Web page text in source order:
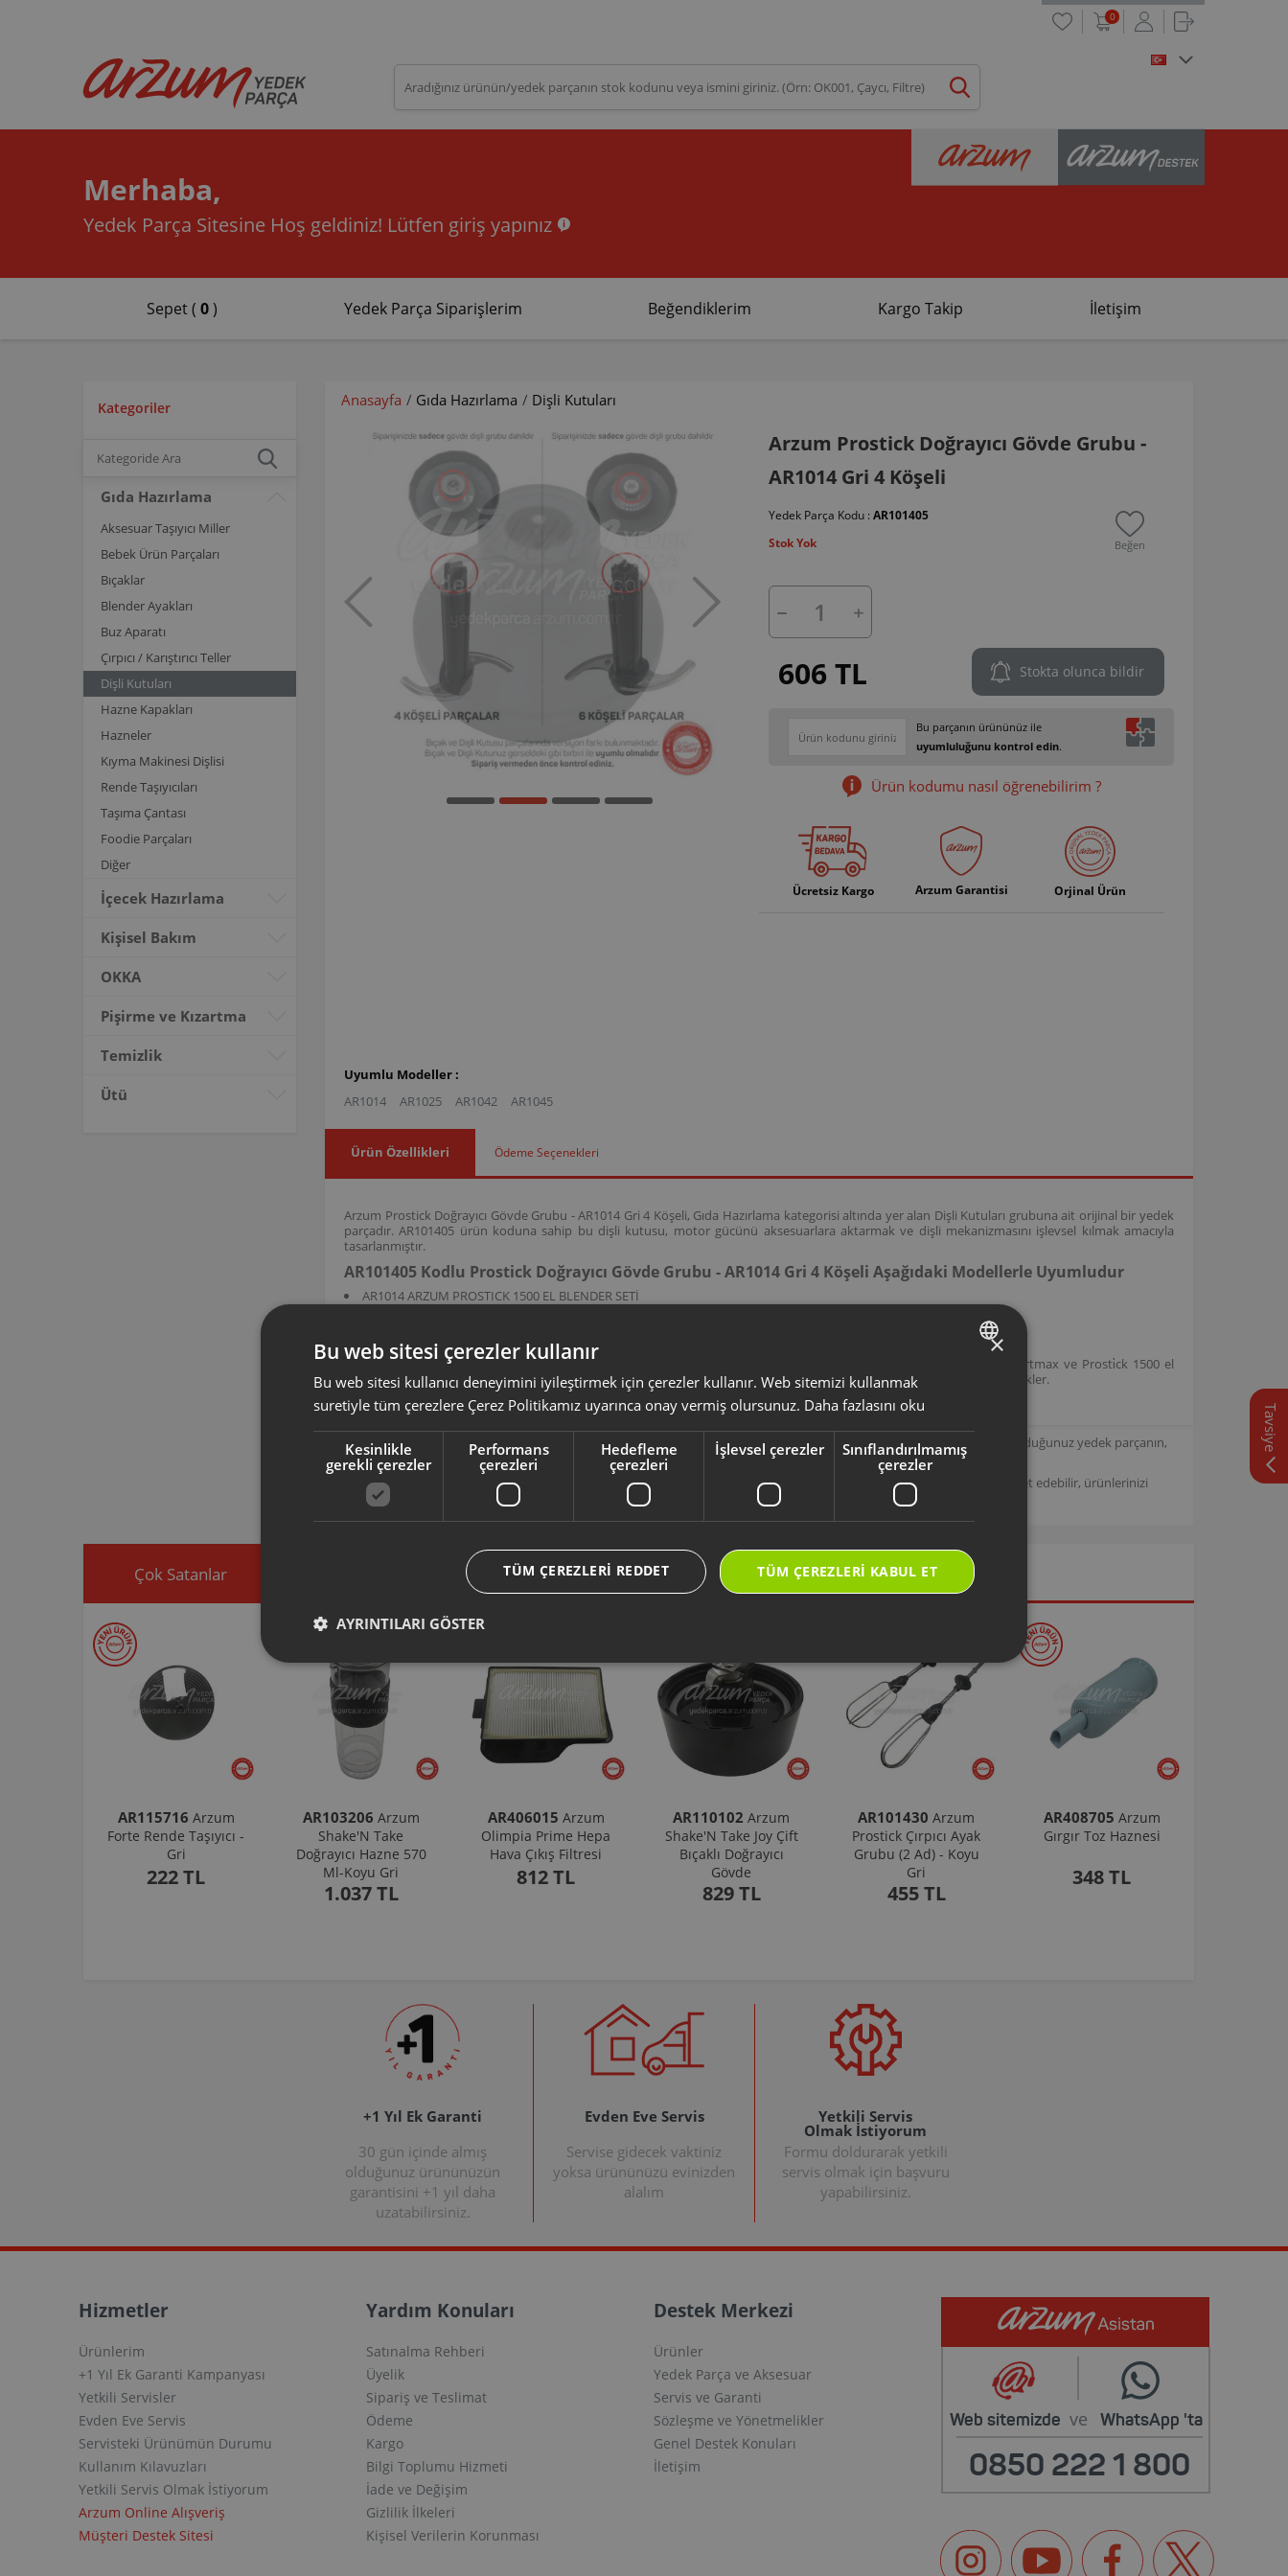
0
Merhaba,
Yedek Parça Sitesine Hoş geldiniz! Lütfen giriş yapınız
Sepet ( 0) Yedek Parça Siparişlerim Beğendiklerim Kargo Takip İletişim
Kategoriler
Gıda Hazırlama
Aksesuar Taşıyıcı Miller
Bebek Ürün Parçaları
Bıçaklar
Blender Ayakları
Buz Aparatı
Çırpıcı / Karıştırıcı Teller
Dişli Kutuları
Hazne Kapakları
Hazneler
Kıyma Makinesi Dişlisi
Rende Taşıyıcıları
Taşıma Çantası
Foodie Parçaları
Diğer
İçecek Hazırlama
Kişisel Bakım
OKKA
Pişirme ve Kızartma
Temizlik
Ütü
Anasayfa / Gıda Hazırlama / Dişli Kutuları
Arzum Prostick Doğrayıcı Gövde Grubu -
AR1014 Gri 4 Köşeli
Yedek Parça Kodu : AR101405
Stok Yok
Beğen
606 TL Stokta olunca bildir
Bu parçanın ürününüz ile
uyumluluğunu kontrol edin.
Ürün kodumu nasıl öğrenebilirim ?
Ücretsiz Kargo Arzum Garantisi Orjinal Ürün
Uyumlu Modeller :
AR1014
AR1025 AR1042 AR1045
Ürün Özellikleri Ödeme Seçenekleri
Arzum Prostick Doğrayıcı Gövde Grubu - AR1014 Gri 4 Köşeli, Gıda Hazırlama kategorisi altında yer alan Dişli Kutuları grubuna ait orijinal bir yedek
parçadır. AR101405 ürün koduna sahip bu dişli kutusu, motor gücünü aksesuarlara aktarmak ve dişli mekanizmasını işlevsel kılmak amacıyla
tasarlanmıştır.
AR101405 Kodlu Prostick Doğrayıcı Gövde Grubu - AR1014 Gri 4 Köşeli Aşağıdaki Modellerle Uyumludur
AR1014 ARZUM PROSTICK 1500 EL BLENDER SETİ
AR1025 ARZUM SMARTMAX EL BLENDER SETİ
AR101405 ürün kodlu bu dişli kutusu; AR1014, AR1025, AR1042 ve AR1045 model kodlarına sahip Prostick 1500, Smartmax ve Prosti̇ck 1500 el
blender setleri ile uyumlu olup, motor gücünü aksesuarlara aktarmak ve dişli mekanizmasını işlevsel kılmak işlevini destekler.
Arzum orijinal aksesuar ve sarf malzemeleri, ürününüzü uzun ömürlü ve güvenle kullanmanız için tasarlanmıştır. Seçmiş olduğunuz yedek parçanın,
ürününüz için uyumlu olup olmadığını,
ürün kodunuz aracılığı ile kontrol ediniz.
Ürününüz ile ilgili kullanım kılavuzu ve kullanım detayları için
https://destek.arzum.com.tr/
Arzum Destek Sitemizi ziyaret edebilir, ürünlerinizi
ekleyip, yedek parça ve garanti bilgilerine kolayca erişebilirsiniz.
Çok Satanlar Yeni Ürünler Seçtiklerimiz
AR115716 Arzum
Forte Rende Taşıyıcı -
Gri
222 TL
AR103206 Arzum
Shake'N Take
Doğrayıcı Hazne 570
Ml-Koyu Gri
1.037 TL
AR406015 Arzum
Olimpia Prime Hepa
Hava Çıkış Filtresi
812 TL
AR110102 Arzum
Shake'N Take Joy Çift
Bıçaklı Doğrayıcı
Gövde
829 TL
AR101430 Arzum
Prostick Çırpıcı Ayak
Grubu (2 Ad) - Koyu
Gri
455 TL
AR408705 Arzum
Gırgır Toz Haznesi
348 TL
+1 Yıl Ek Garanti
30 gün içinde almış
olduğunuz ürününüzün
garantisini +1 yıl daha
uzatabilirsiniz.
Evden Eve Servis
Servise gidecek vaktiniz
yoksa ürününüzü evinizden
alalım
Yetkili Servis
Olmak İstiyorum
Formu doldurarak yetkili
servis olmak için başvuru
yapabilirsiniz.
Hizmetler
Ürünlerim
+1 Yıl Ek Garanti Kampanyası
Yetkili Servisler
Evden Eve Servis
Servisteki Ürünümün Durumu
Kullanım Kılavuzları
Yetkili Servis Olmak İstiyorum
Arzum Online Alışveriş
Müşteri Destek Sitesi
Yardım Konuları
Satınalma Rehberi
Üyelik
Sipariş ve Teslimat
Ödeme
Kargo
Bilgi Toplumu Hizmeti
İade ve Değişim
Gizlilik İlkeleri
Kişisel Verilerin Korunması
Destek Merkezi
Ürünler
Yedek Parça ve Aksesuar
Servis ve Garanti
Sözleşme ve Yönetmelikler
Genel Destek Konuları
İletişim
Web sitemizde ve WhatsApp 'ta
0850 222 1 800
Tavsiye
×
Bu web sitesi çerezler kullanır
Bu web sitesi kullanıcı deneyimini iyileştirmek için çerezler kullanır. Web sitemizi kullanmak
suretiyle tüm çerezlere Çerez Politikamız uyarınca onay vermiş olursunuz. Daha fazlasını oku
Kesinlikle
gerekli çerezler
Performans
çerezleri
Hedefleme
çerezleri
İşlevsel çerezler
Sınıflandırılmamış
çerezler
TÜM ÇEREZLERI KABUL ET
TÜM ÇEREZLERI REDDET
AYRINTILARI GÖSTER